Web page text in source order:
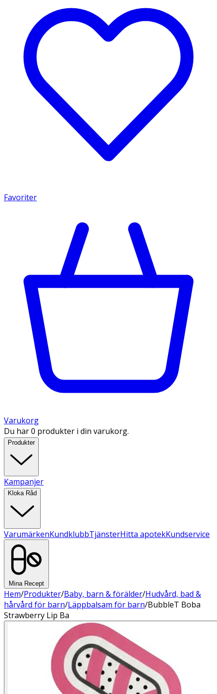
Favoriter
Varukorg
Du har 0 produkter i din varukorg.
Produkter
Kampanjer
Kloka Råd
VarumärkenKundklubbTjänsterHitta apotekKundservice
Mina Recept
Hem/Produkter/Baby, barn & förälder/Hudvård, bad &
hårvård för barn/Läppbalsam för barn/BubbleT Boba
Strawberry Lip Ba